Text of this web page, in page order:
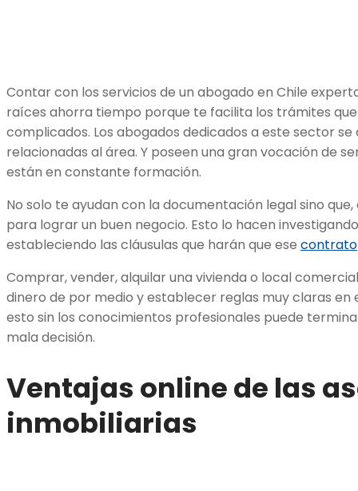
Contar con los servicios de un abogado en Chile
raíces ahorra tiempo porque te facilita los trámites
complicados. Los abogados dedicados a este sector
relacionadas al área. Y poseen una gran vocación de
están en constante formación.
No solo te ayudan con la documentación legal sino
para lograr un buen negocio. Esto lo hacen
estableciendo las cláusulas que harán que ese contrato
Comprar, vender, alquilar una vivienda o local
dinero de por medio y establecer reglas muy claras
esto sin los conocimientos profesionales puede
mala decisión.
Ventajas online de las
inmobiliarias